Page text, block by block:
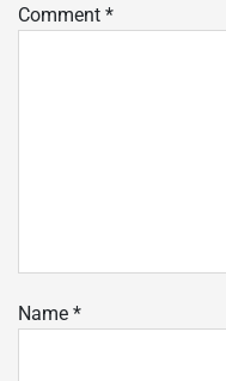
Comment *
Name *